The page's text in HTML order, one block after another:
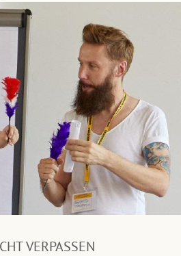
VERPASSEN